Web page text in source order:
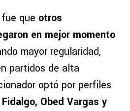
que otros
en mejor momento
mayor regularidad,
partidos de alta
optó por perfiles
Obed Vargas y